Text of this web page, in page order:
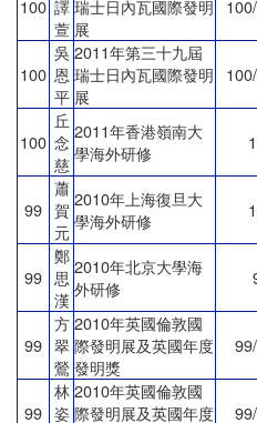
100 譯
萱
瑞士日內瓦國際發明
展
100
吳
恩
平
2011年第三十九屆
瑞士日內瓦國際發明
展
100
丘
念
慈
2011年香港嶺南大
學海外研修
99
蕭
賀
元
2010年上海復旦大
學海外研修
99
鄭
思
漢
2010年北京大學海
外研修
99
方
翠
鶯
2010年英國倫敦國
際發明展及英國年度
發明獎
99
林
姿
2010年英國倫敦國
際發明展及英國年度